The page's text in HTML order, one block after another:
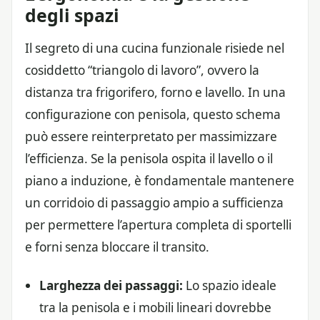
degli spazi
Il segreto di una cucina funzionale risiede nel
cosiddetto “triangolo di lavoro”, ovvero la
distanza tra frigorifero, forno e lavello. In una
configurazione con penisola, questo schema
può essere reinterpretato per massimizzare
l’efficienza. Se la penisola ospita il lavello o il
piano a induzione, è fondamentale mantenere
un corridoio di passaggio ampio a sufficienza
per permettere l’apertura completa di sportelli
e forni senza bloccare il transito.
Larghezza dei passaggi: Lo spazio ideale
tra la penisola e i mobili lineari dovrebbe